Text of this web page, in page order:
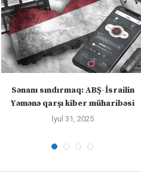
Sənanı sındırmaq: ABŞ-İsrailin
Yəmənə qarşı kiber müharibəsi
İyul 31, 2025